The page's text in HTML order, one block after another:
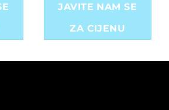
JAVITE NAM SE
ZA CIJENU